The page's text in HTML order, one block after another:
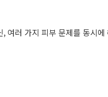
여러 가지 피부 문제를 동시